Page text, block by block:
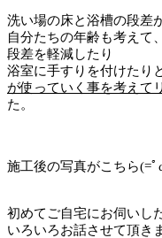
洗い場の床と浴槽の段差
自分たちの年齢も考えて
段差を軽減したり
浴室に手すりを付けたり
が使っていく事を考えて
た。
施工後の写真がこちら(=
初めてご自宅にお伺いし
いろいろお話させて頂き